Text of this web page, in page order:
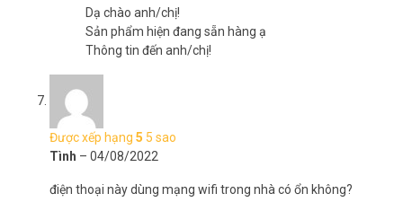
Dạ chào anh/chị!
Sản phẩm hiện đang sẵn hàng ạ
Thông tin đến anh/chị!
Được xếp hạng 5 5 sao
Tình – 04/08/2022
điện thoại này dùng mạng wifi trong nhà có ổn không?